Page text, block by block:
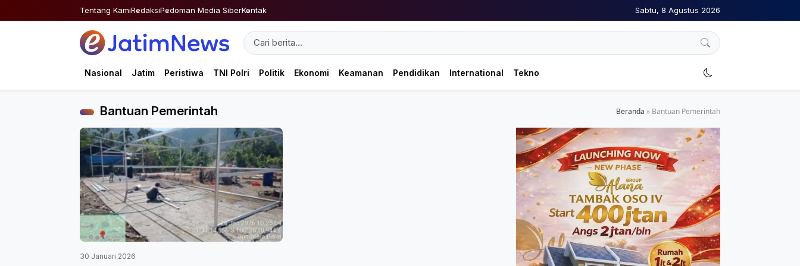
to
Tentang KamiRedaksiPedoman Media SiberKontak Sabtu, 8 Agustus 2026
Nasional Jatim Peristiwa TNI Polri Politik Ekonomi Keamanan Pendidikan International Tekno
Bantuan Pemerintah Beranda » Bantuan Pemerintah
30 Januari 2026